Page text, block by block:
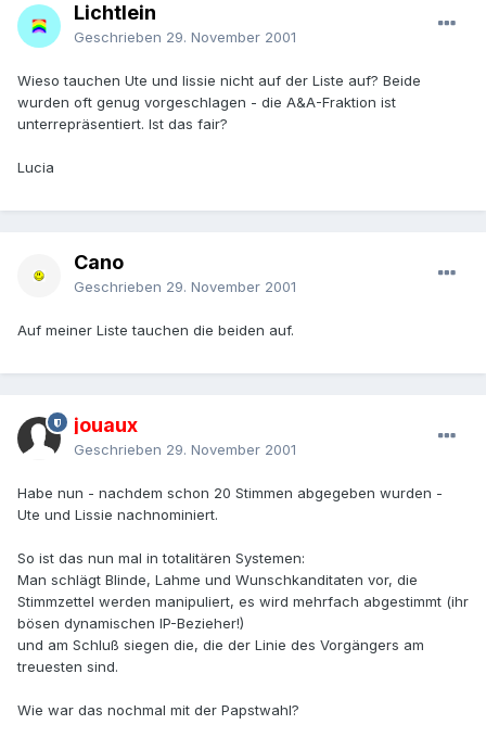
Lichtlein
Geschrieben 29. November 2001
Wieso tauchen Ute und lissie nicht auf der Liste auf? Beide
wurden oft genug vorgeschlagen - die A&A-Fraktion ist
unterrepräsentiert. Ist das fair?
Lucia
Cano
Geschrieben 29. November 2001
Auf meiner Liste tauchen die beiden auf.
jouaux
Geschrieben 29. November 2001
Habe nun - nachdem schon 20 Stimmen abgegeben wurden -
Ute und Lissie nachnominiert.
So ist das nun mal in totalitären Systemen:
Man schlägt Blinde, Lahme und Wunschkanditaten vor, die
Stimmzettel werden manipuliert, es wird mehrfach abgestimmt (ihr
bösen dynamischen IP-Bezieher!)
und am Schluß siegen die, die der Linie des Vorgängers am
treuesten sind.
Wie war das nochmal mit der Papstwahl?